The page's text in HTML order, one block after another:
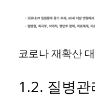
코로나 재확산
1.2. 질병